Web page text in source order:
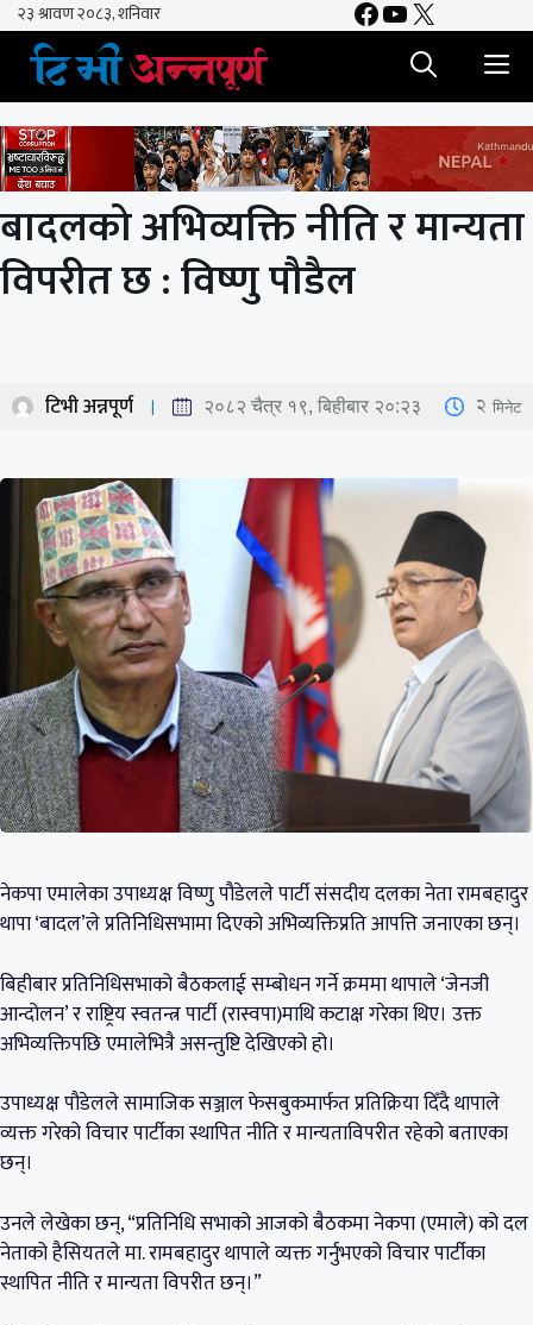
Skip
content
Facebook
YouTube
X
बादलको अभिव्यक्ति नीति र मान्यता
विपरीत छ : विष्णु पौडैल
टिभी अन्नपूर्ण २०८२ चैत्र १९, बिहीबार २०:२३ 2 मिनेट
नेकपा एमालेका उपाध्यक्ष विष्णु पौडेलले पार्टी संसदीय दलका नेता रामबहादुर
थापा ‘बादल’ले प्रतिनिधिसभामा दिएको अभिव्यक्तिप्रति आपत्ति जनाएका छन्।
बिहीबार प्रतिनिधिसभाको बैठकलाई सम्बोधन गर्ने क्रममा थापाले ‘जेनजी
आन्दोलन’ र राष्ट्रिय स्वतन्त्र पार्टी (रास्वपा)माथि कटाक्ष गरेका थिए। उक्त
अभिव्यक्तिपछि एमालेभित्रै असन्तुष्टि देखिएको हो।
उपाध्यक्ष पौडेलले सामाजिक सञ्जाल फेसबुकमार्फत प्रतिक्रिया दिँदै थापाले
व्यक्त गरेको विचार पार्टीका स्थापित नीति र मान्यताविपरीत रहेको बताएका
छन्।
उनले लेखेका छन्, “प्रतिनिधि सभाको आजको बैठकमा नेकपा (एमाले) को दल
नेताको हैसियतले मा. रामबहादुर थापाले व्यक्त गर्नुभएको विचार पार्टीका
स्थापित नीति र मान्यता विपरीत छन्।”